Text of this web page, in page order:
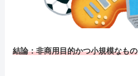
結論：非商用目的かつ小規模なもの